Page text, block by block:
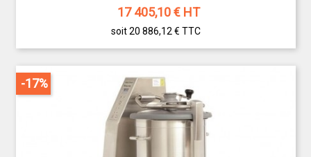
17 405,10€ HT
soit 20 886,12 € TTC
-17%